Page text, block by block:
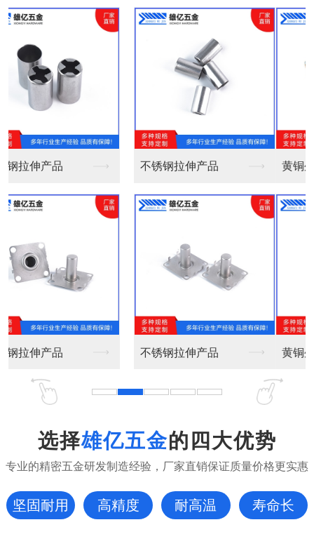
黄铜外壳镀镍不收口Φ... 黄铜外壳镀镍Φ6*2...
黄铜外壳镀镍Φ6*2... 镀镍黄铜外壳收口Φ5...
选择雄亿五金的四大优势
专业的精密五金研发制造经验，厂家直销保证质量价格更实惠
坚固耐用 高精度 耐高温 寿命长